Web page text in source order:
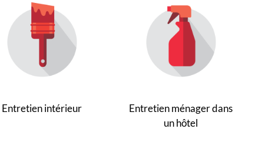
Entretien intérieur
Entretien ménager dans
un hôtel